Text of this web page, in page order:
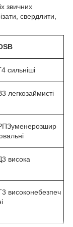
звичних
свердлити,
сильніші
легкозаймисті
висока
високонебезпеч